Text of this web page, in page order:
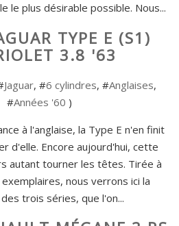
le plus désirable possible. Nous...
TYPE E (S1)
3.8 '63
Jaguar, #6 cylindres, #Anglaises,
#Années '60 )
à l'anglaise, la Type E n'en finit
d'elle. Encore aujourd'hui, cette
autant tourner les têtes. Tirée à
nous verrons ici la
trois séries, que l'on...